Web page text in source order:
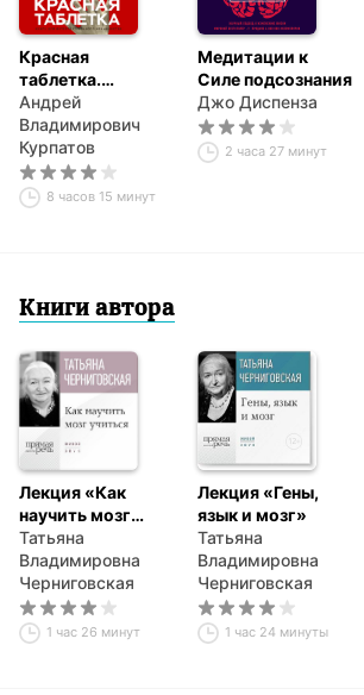
Красная
таблетка.
Посмотри правде
в глаза
Андрей
Владимирович
Курпатов
8 часов 15 минут
Медитации к
Силе подсознания
Джо Диспенза
2 часа 27 минут
Книги автора
Лекция «Как
научить мозг
учиться»
Татьяна
Владимировна
Черниговская
1 час 26 минут
Лекция «Гены,
язык и мозг»
Татьяна
Владимировна
Черниговская
1 час 24 минуты